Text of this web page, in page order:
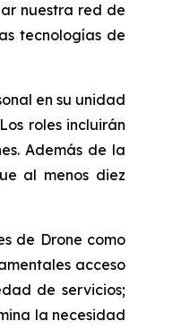
nuestra red de
tecnologías de
en su unidad
roles incluirán
Además de la
al menos diez
de Drone como
acceso
de servicios;
la necesidad